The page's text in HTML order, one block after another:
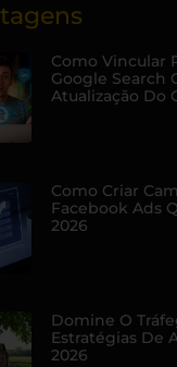
Como Vincular
Google Search
Atualização Do
Como Criar
Facebook Ads
2026
Domine O
Estratégias De
2026